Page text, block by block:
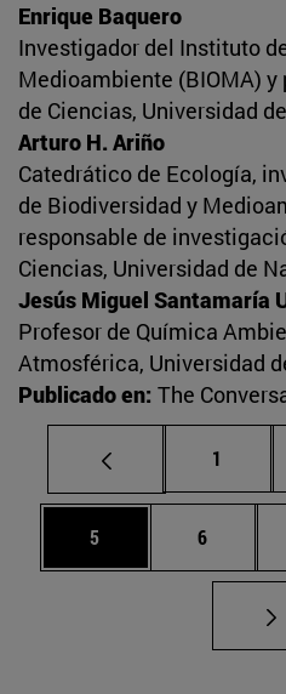
Enrique Baquero
Investigador del Instituto
Medioambiente (BIOMA)
de Ciencias, Universidad
Arturo H. Ariño
Catedrático de Ecología,
de Biodiversidad y
responsable de
Ciencias, Universidad de
Jesús Miguel Santamaría
Profesor de Química
Atmosférica, Universidad
Publicado en: The
Página
1
Página
5 Página
6